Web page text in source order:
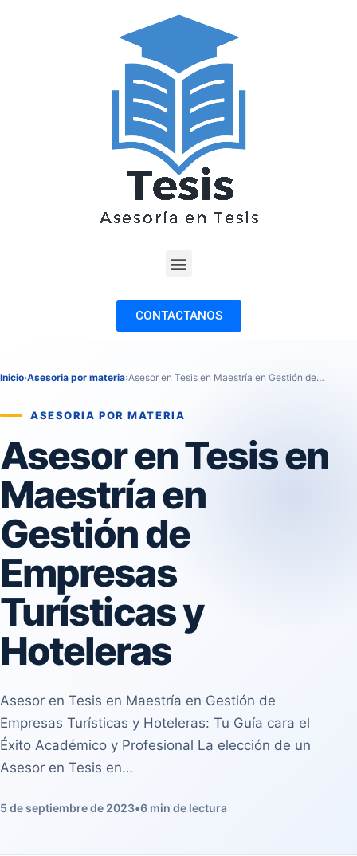
CONTACTANOS
Inicio›Asesoria por materia›Asesor en Tesis en Maestría en Gestión de…
ASESORIA POR MATERIA
Asesor en Tesis en
Maestría en
Gestión de
Empresas
Turísticas y
Hoteleras
Asesor en Tesis en Maestría en Gestión de
Empresas Turísticas y Hoteleras: Tu Guía cara el
Éxito Académico y Profesional La elección de un
Asesor en Tesis en…
5 de septiembre de 2023•6 min de lectura